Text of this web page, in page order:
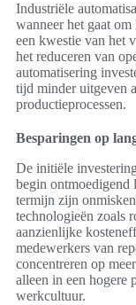
Industriële
wanneer het gaat
een kwestie van het
het reduceren van
automatisering
tijd minder uitgeven
productieprocessen.
Besparingen op
De initiële
begin ontmoedigend
termijn zijn
technologieën zoals
aanzienlijke
medewerkers van
concentreren op
alleen in een hogere
werkcultuur.